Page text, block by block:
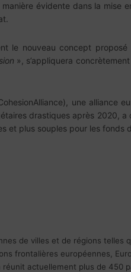
évidente dans la
le nouveau concept
», s’appliquera
une alliance
drastiques après 2020,
et plus souples pour les fonds
de villes et de régions telles
frontalières européennes,
réunit actuellement plus de